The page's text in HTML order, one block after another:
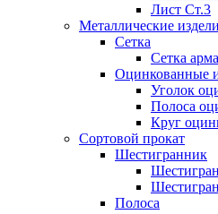
Лист Ст.3
Металлические
Сетка
Сетка
Оцинкованные
Уголок
Полоса
Круг
Сортовой прокат
Шестигранник
Полоса